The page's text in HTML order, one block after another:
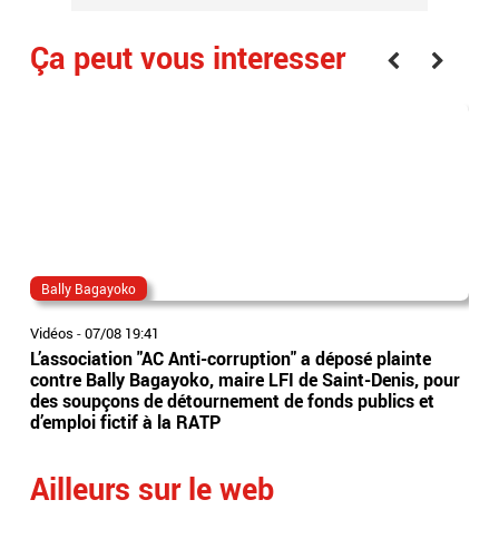
Ça peut vous interesser
Bally Bagayoko
Vidéos -07/08 19:41
L’association "AC Anti-corruption" a déposé plainte
contre Bally Bagayoko, maire LFI de Saint-Denis, pour
des soupçons de détournement de fonds publics et
d’emploi fictif à la RATP
Ailleurs sur le web